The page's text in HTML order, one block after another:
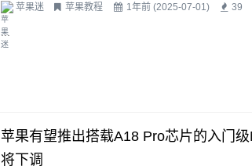
苹果迷 苹果教程 1年前 (2025-07-01) 39
...
苹果有望推出搭载A18 Pro芯片的入门
将下调